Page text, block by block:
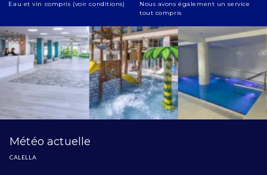
Eau et vin compris (voir conditions)
Nous avons également un service
tout compris
Météo actuelle
CALELLA